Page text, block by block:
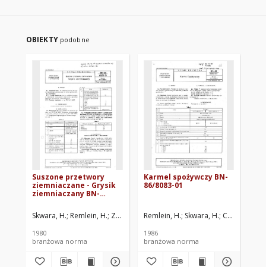
OBIEKTY podobne
Suszone przetwory
ziemniaczane - Grysik
ziemniaczany BN-
Skwara, H. Remlein, H. Zjednoczenie Przemysłu Ziemniaczanego,
1980
branżowa norma
Karmel spożywczy BN-
86/8083-01
Remlein, H. Skwara, H. Centralne
1986
branżowa norma